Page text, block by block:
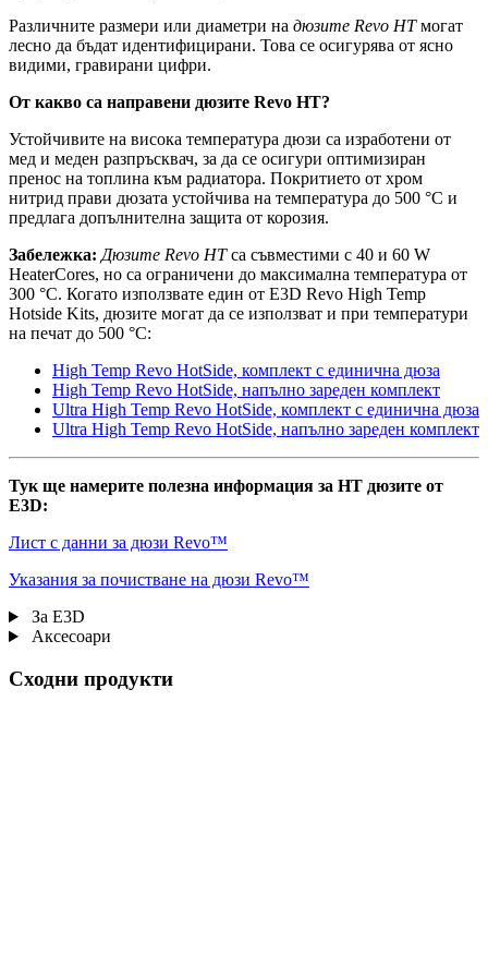
Различните размери или диаметри на дюзите Revo HTмогат
лесно да бъдат идентифицирани. Това се осигурява от ясно
видими, гравирани цифри.
От какво са направени дюзите Revo HT?
Устойчивите на висока температура дюзи са изработени от
мед и меден разпръсквач, за да се осигури оптимизиран
пренос на топлина към радиатора. Покритието от хром
нитрид прави дюзата устойчива на температура до 500 °C и
предлага допълнителна защита от корозия.
Забележка: Дюзите Revo HTса съвместими с 40 и 60 W
HeaterCores, но са ограничени до максимална температура от
300 °C. Когато използвате един от E3D Revo High Temp
Hotside Kits, дюзите могат да се използват и при температури
на печат до 500 °C:
High Temp Revo HotSide, комплект с единична дюза
High Temp Revo HotSide, напълно зареден комплект
Ultra High Temp Revo HotSide, комплект с единична дюза
Ultra High Temp Revo HotSide, напълно зареден комплект
Тук ще намерите полезна информация за HT дюзите от
E3D:
Лист с данни за дюзи Revo™
Указания за почистване на дюзи Revo™
За E3D
Аксесоари
Сходни продукти